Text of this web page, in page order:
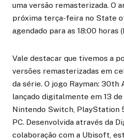
uma versão remasterizada. O
próxima terça-feira no State
agendado para as 18:00 horas
Vale destacar que tivemos a
versões remasterizadas em
da série. O jogo Rayman:
lançado digitalmente em 13
Nintendo Switch, PlayStation
PC. Desenvolvida através da
colaboração com a Ubisoft,